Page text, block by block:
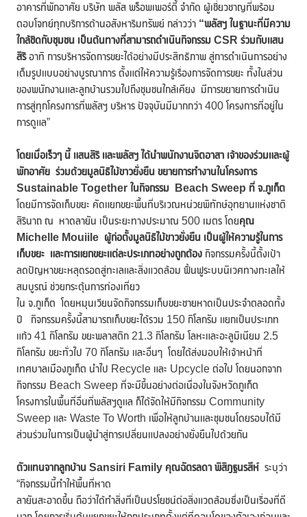
อาคารที่พักอาศัย บริษัท พลัส พร็อพเพอร์ตี้ จำกัด ผู้เชี่ยวชาญที่พร้อม
ตอบโจทย์ทุกบริการด้านอสังหาริมทรัพย์ กล่าวว่า “พลัสฯ ในฐานะที่มีความ
ใกล้ชิดกับชุมชน เป็นต้นทางที่สามารถดำเนินกิจกรรม CSR ร่วมกับแสน
สิริอาทิ การบริหารจัดการขยะได้อย่างมีประสิทธิภาพ สู่การดำเนินการอย่าง
เต็มรูปแบบอย่างบูรณาการ ตั้งแต่ให้ความรู้เรื่องการจัดการขยะ ทั้งในส่วน
ของพนักงานและลูกบ้านรวมไปถึงชุมชนใกล้เคียง มีการขยายการดำเนิน
การสู่ทุกโครงการที่พลัสฯ บริหาร ปัจจุบันมีมากกว่า 400 โครงการที่อยู่ใน
การดูแล”
โดยเมื่อเร็วๆ นี้ แสนสิริ และพลัสฯ ได้นำพนักงานจิตอาสา เจ้าของร่วมและผู้
พักอาศัย ร่วมด้วยมูลนิธิไม้ขาวยั่งยืน ขยายการทำงานในโครงการ
Sustainable Together ในกิจกรรม
Beach Sweep ที่ จ.ภูเก็ต
โดยมีการจัดเก็บขยะ คัดแยกขยะพื้นที่บริเวณหน่วยพิทักษ์อุทยานแห่งชาติ
สิรินาถ ณ หาดลายัน เป็นระยะทางประมาณ 500 เมตร โดยคุณ
Michelle Mouiile ผู้ก่อตั้งมูลนิธิไม้ขาวยั่งยืน เป็นผู้ให้ความรู้ในการ
เก็บขยะ และการแยกขยะแต่ละประเภทอย่างถูกต้อง กิจกรรมครั้งนี้ตั้งเป้า
ลดปัญหาขยะหลุดรอดสู่ทะเลและสิ่งแวดล้อม ฟื้นฟูระบบนิเวศทางทะเลให้
สมบูรณ์ ช่วยกระตุ้นการท่องเที่ยว
ใน จ.ภูเก็ต โดยหมุนเวียนจัดกิจกรรมเก็บขยะชายหาดเป็นประจำตลอดทั้ง
ปี กิจกรรมครั้งนี้สามารถเก็บขยะได้รวม 150 กิโลกรัม แยกเป็นประเภท
แก้ว 41 กิโลกรัม ขยะพลาสติก 21.3 กิโลกรัม โลหะและอะลูมิเนียม 2.5
กิโลกรัม ขยะทั่วไป 70 กิโลกรัม และอื่นๆ โดยได้ส่งมอบให้เจ้าหน้าที่
เทศบาลเมืองภูเก็ต นำไป Recycle และ Upcycle ต่อไป โดยนอกจาก
กิจกรรม Beach Sweep ที่จะมีขึ้นอย่างต่อเนื่องในจังหวัดภูเก็ต
โครงการในพื้นที่อื่นที่พลัสฯดูแล ก็ได้จัดให้มีกิจกรรม Community
Sweep และ Waste To Worth เพื่อให้ลูกบ้านและชุมชนโดยรอบได้มี
ส่วนร่วมในการเป็นผู้นำสู่การเปลี่ยนแปลงอย่างยั่งยืนไปด้วยกัน
ตัวแทนจากลูกบ้าน Sansiri Family คุณฉัตรลดา พิสิฎฐนรสีห์ ระบุว่า
“กิจกรรมนี้ทำให้พื้นที่หาด
ลายันสะอาดขึ้น ถือว่าได้ทำสิ่งที่เป็นปรโยชน์ต่อสิ่งแวดล้อมซึ่งเป็นเรื่องที่ดี